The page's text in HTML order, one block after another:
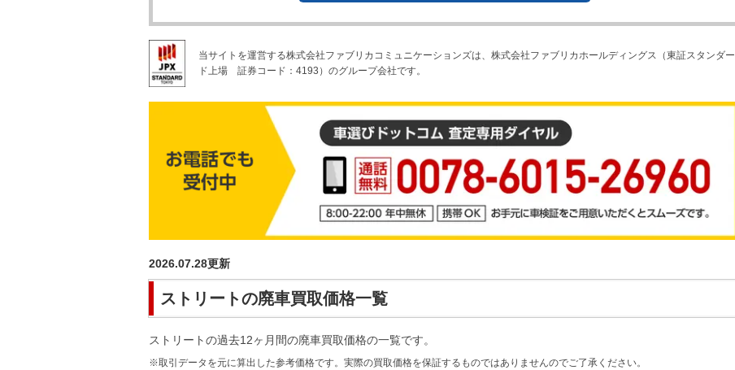
当サイトを運営する株式会社ファブリカコミュニケーションズは、株式会社ファブリカホールディングス（東証スタンダー
ド上場
証券コード：4193）のグループ会社です。
2026.07.28更新
ストリートの廃車買取価格一覧
ストリートの過去12ヶ月間の廃車買取価格の一覧です。
※取引データを元に算出した参考価格です。実際の買取価格を保証するものではありませんのでご了承ください。